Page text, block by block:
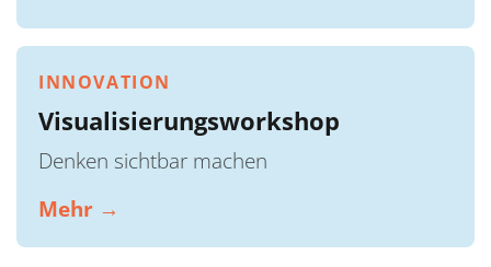
INNOVATION
Visualisierungsworkshop
Denken sichtbar machen
Mehr →